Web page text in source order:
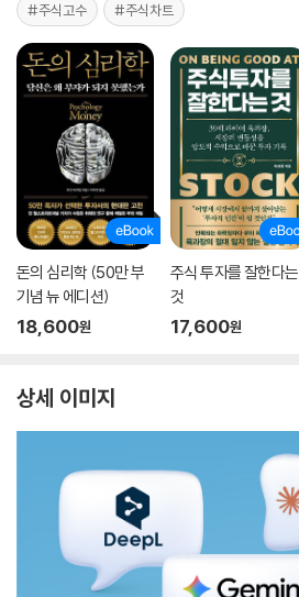
#주식고수 #주식차트
돈의 심리학 (50만 부
기념 뉴 에디션)
18,600원
주식 투자를 잘한다는
것
17,600원
상세 이미지